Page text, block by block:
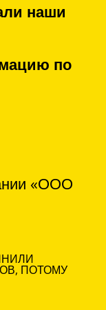
наши
по
«ООО
ПОТОМУ